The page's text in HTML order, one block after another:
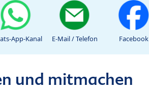
App-Kanal E-Mail / Telefon Facebook
und mitmachen